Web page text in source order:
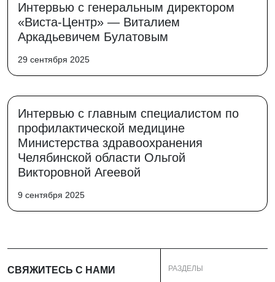
Интервью с генеральным директором
«Виста-Центр» — Виталием
Аркадьевичем Булатовым
29 сентября 2025
Интервью с главным специалистом по
профилактической медицине
Министерства здравоохранения
Челябинской области Ольгой
Викторовной Агеевой
9 сентября 2025
СВЯЖИТЕСЬ С НАМИ РАЗДЕЛЫ